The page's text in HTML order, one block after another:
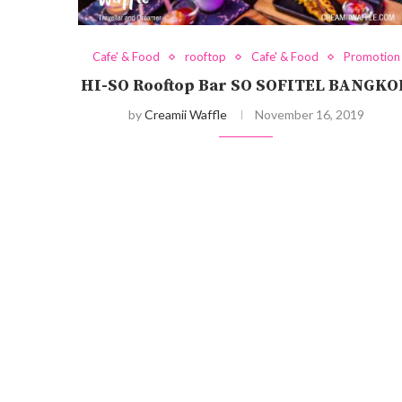
Cafe' & Food rooftop Cafe' & Food Promotion
HI-SO Rooftop Bar SO SOFITEL
byCreamii Waffle November 16, 2019